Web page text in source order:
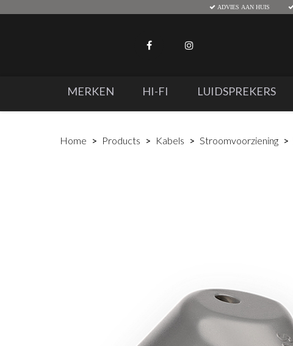
ADVIES AAN HUIS
MERKEN HI-FI LUIDSPREKERS
Home Products Kabels Stroomvoorziening